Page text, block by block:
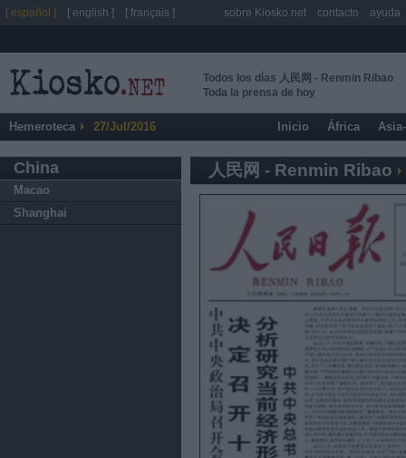
Todos los días 人民网 - Renmin Ribao
Toda la prensa de hoy
Hemeroteca 27/Jul/2016 Inicio África
China
Macao
Shanghai
人民网 - Renmin Ribao
[ español ] [ english ] [ français ] sobre Kiosko.net contacto ayuda